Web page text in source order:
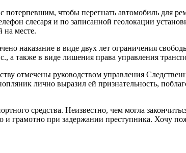
чтобы перегнать автомобиль для
слесаря и по записанной геолокации
на месте.
наказание в виде двух лет ограничения
также в виде лишения права управления
отмечены руководством управления
лично выразил ей признательность,
средства. Неизвестно, чем могла
грамотно при задержании преступника. Хочу